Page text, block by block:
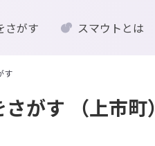
さがす スマウトとは
す
さがす （上市町）